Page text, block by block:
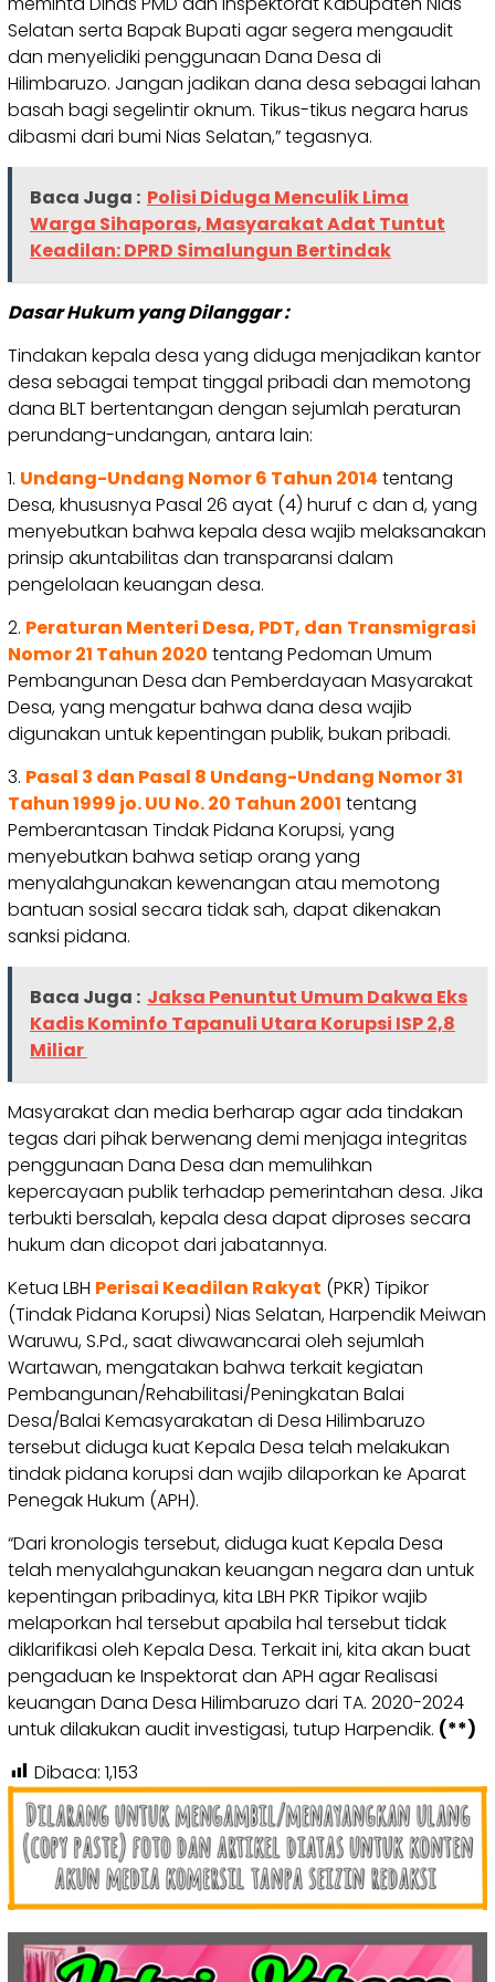
Selatan serta Bapak Bupati agar segera mengaudit
dan menyelidiki penggunaan Dana Desa di
Hilimbaruzo. Jangan jadikan dana desa sebagai lahan
basah bagi segelintir oknum. Tikus-tikus negara harus
dibasmi dari bumi Nias Selatan,” tegasnya.
Baca Juga : Polisi Diduga Menculik Lima
Warga Sihaporas, Masyarakat Adat Tuntut
Keadilan: DPRD Simalungun Bertindak
Dasar Hukum yang Dilanggar :
Tindakan kepala desa yang diduga menjadikan kantor
desa sebagai tempat tinggal pribadi dan memotong
dana BLT bertentangan dengan sejumlah peraturan
perundang-undangan, antara lain:
1. Undang-Undang Nomor 6 Tahun 2014 tentang
Desa, khususnya Pasal 26 ayat (4) huruf c dan d, yang
menyebutkan bahwa kepala desa wajib melaksanakan
prinsip akuntabilitas dan transparansi dalam
pengelolaan keuangan desa.
2. Peraturan Menteri Desa, PDT, dan Transmigrasi
Nomor 21 Tahun 2020 tentang Pedoman Umum
Pembangunan Desa dan Pemberdayaan Masyarakat
Desa, yang mengatur bahwa dana desa wajib
digunakan untuk kepentingan publik, bukan pribadi.
3. Pasal 3 dan Pasal 8 Undang-Undang Nomor 31
Tahun 1999 jo. UU No. 20 Tahun 2001 tentang
Pemberantasan Tindak Pidana Korupsi, yang
menyebutkan bahwa setiap orang yang
menyalahgunakan kewenangan atau memotong
bantuan sosial secara tidak sah, dapat dikenakan
sanksi pidana.
Baca Juga : Jaksa Penuntut Umum Dakwa Eks
Kadis Kominfo Tapanuli Utara Korupsi ISP 2,8
Miliar
Masyarakat dan media berharap agar ada tindakan
tegas dari pihak berwenang demi menjaga integritas
penggunaan Dana Desa dan memulihkan
kepercayaan publik terhadap pemerintahan desa. Jika
terbukti bersalah, kepala desa dapat diproses secara
hukum dan dicopot dari jabatannya.
Ketua LBH Perisai Keadilan Rakyat (PKR) Tipikor
(Tindak Pidana Korupsi) Nias Selatan, Harpendik Meiwan
Waruwu, S.Pd., saat diwawancarai oleh sejumlah
Wartawan, mengatakan bahwa terkait kegiatan
Pembangunan/Rehabilitasi/Peningkatan Balai
Desa/Balai Kemasyarakatan di Desa Hilimbaruzo
tersebut diduga kuat Kepala Desa telah melakukan
tindak pidana korupsi dan wajib dilaporkan ke Aparat
Penegak Hukum (APH).
“Dari kronologis tersebut, diduga kuat Kepala Desa
telah menyalahgunakan keuangan negara dan untuk
kepentingan pribadinya, kita LBH PKR Tipikor wajib
melaporkan hal tersebut apabila hal tersebut tidak
diklarifikasi oleh Kepala Desa. Terkait ini, kita akan buat
pengaduan ke Inspektorat dan APH agar Realisasi
keuangan Dana Desa Hilimbaruzo dari TA. 2020-2024
untuk dilakukan audit investigasi, tutup Harpendik. (**)
Dibaca: 1,153